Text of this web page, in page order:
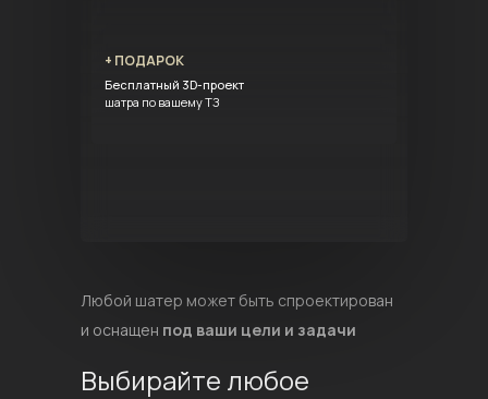
+ ПОДАРОК
Бесплатный 3D-проект
шатра по вашему ТЗ
Любой шатер может быть спроектирован
и оснащен под ваши цели и задачи
Выбирайте любое